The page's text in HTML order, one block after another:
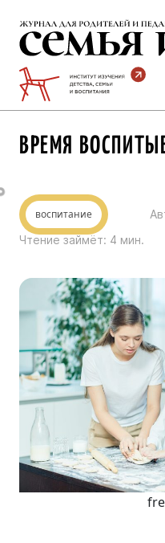
содержимому
ВРЕМЯ
воспитание
Чтение займёт: 4 мин.